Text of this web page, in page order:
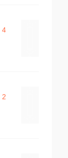
4
2